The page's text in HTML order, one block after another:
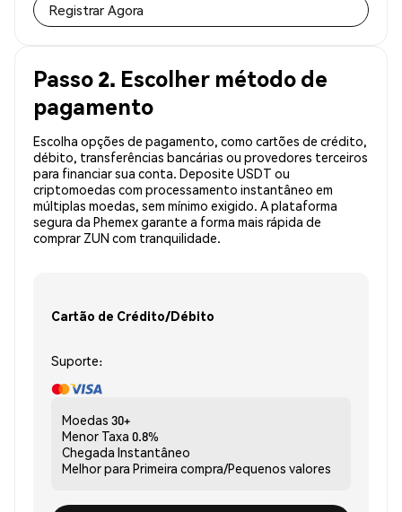
Registrar Agora
Passo 2. Escolher método de
pagamento
Escolha opções de pagamento, como cartões de crédito,
débito, transferências bancárias ou provedores terceiros
para financiar sua conta. Deposite USDT ou
criptomoedas com processamento instantâneo em
múltiplas moedas, sem mínimo exigido. A plataforma
segura da Phemex garante a forma mais rápida de
comprar ZUN com tranquilidade.
Cartão de Crédito/Débito
Suporte:
Moedas 30+
Menor Taxa 0.8%
Chegada Instantâneo
Melhor para Primeira compra/Pequenos valores